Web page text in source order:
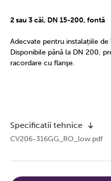
2 sau 3 căi, DN 15-200, fontă
Adecvate pentru instalațiile
Disponibile până la DN 200,
racordare cu flanşe.
Specificatii tehnice
CV206-316GG_RO_low.pdf